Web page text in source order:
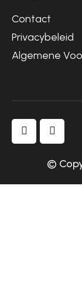
Contact
Privacybeleid
Algemene
©